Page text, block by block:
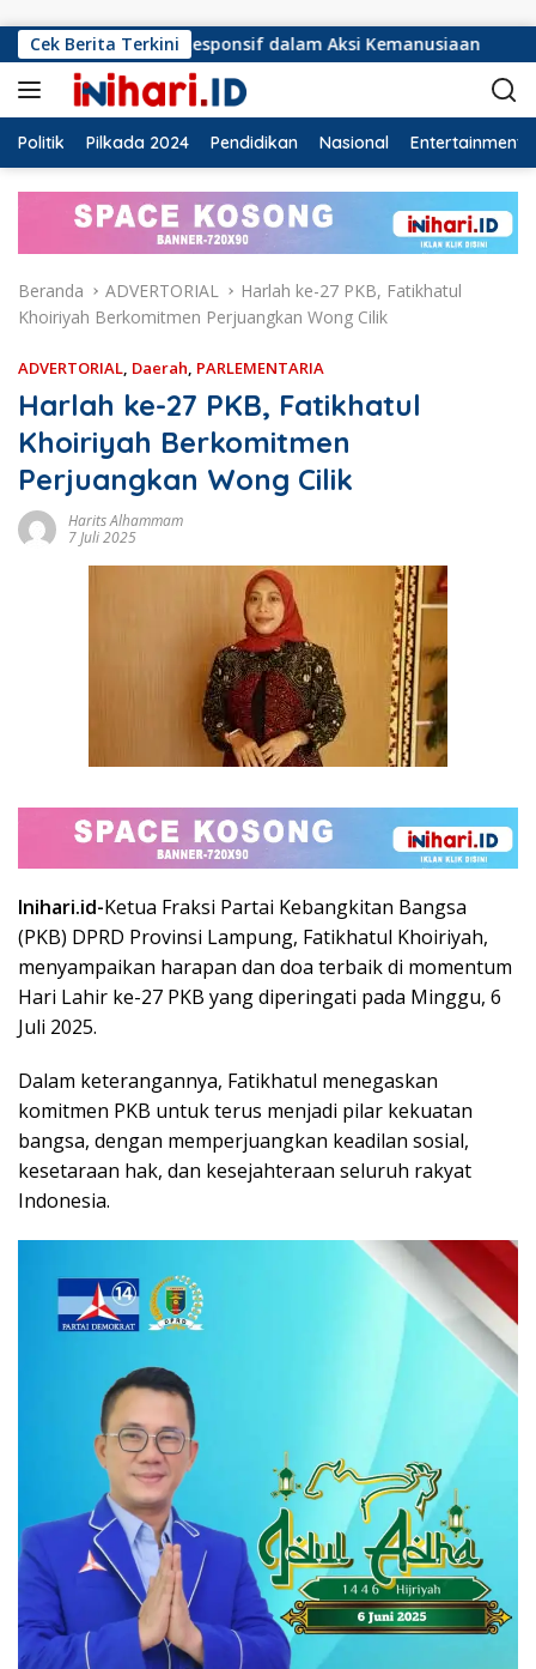
Cek Berita Terkini
Responsif dalam Aksi Kemanusiaan Ormas
Politik Pilkada 2024 Pendidikan Nasional Entertainment
Beranda ADVERTORIAL
Harlah ke-27 PKB, Fatikhatul
Khoiriyah Berkomitmen Perjuangkan Wong Cilik
ADVERTORIAL, Daerah, PARLEMENTARIA
Harlah ke-27 PKB, Fatikhatul
Khoiriyah Berkomitmen
Perjuangkan Wong Cilik
Harits Alhammam
7 Juli 2025
Inihari.id-Ketua Fraksi Partai Kebangkitan Bangsa
(PKB) DPRD Provinsi Lampung, Fatikhatul Khoiriyah,
menyampaikan harapan dan doa terbaik di momentum
Hari Lahir ke-27 PKB yang diperingati pada Minggu, 6
Juli 2025.
Dalam keterangannya, Fatikhatul menegaskan
komitmen PKB untuk terus menjadi pilar kekuatan
bangsa, dengan memperjuangkan keadilan sosial,
kesetaraan hak, dan kesejahteraan seluruh rakyat
Indonesia.